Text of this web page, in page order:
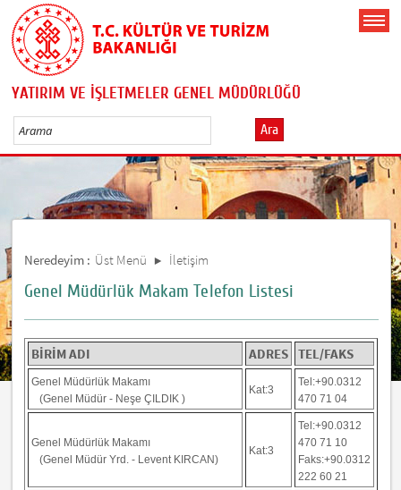
YATIRIM VE İŞLETMELER GENEL MÜDÜRLÜĞÜ
Ara
Neredeyim : Üst Menü İletişim
Genel Müdürlük Makam Telefon Listesi
BİRİM ADI ADRES TEL/FAKS
Genel Müdürlük Makamı
(Genel Müdür - Neşe ÇILDIK )
Kat:3
Tel:+90.0312
470 71 04
Genel Müdürlük Makamı
(Genel Müdür Yrd. - Levent KIRCAN)
Kat:3
Tel:+90.0312
470 71 10
Faks:+90.0312
222 60 21